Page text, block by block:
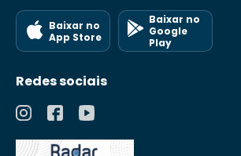
Baixar no
App Store
Baixar no
Google
Play
Redes sociais